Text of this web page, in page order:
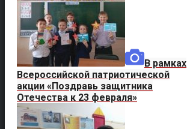
В рамках
Всероссийской патриотической
акции «Поздравь защитника
Отечества к 23 февраля»